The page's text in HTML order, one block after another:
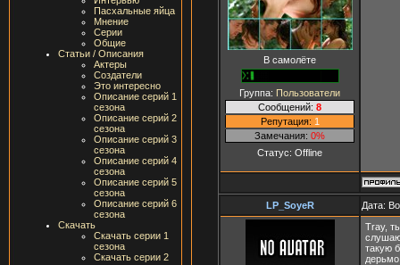
Пасхальные яйца
Мнение
Серии
Общие
Статьи / Описания
Актеры
Создатели
Это интересно
Описание серий 1
сезона
Описание серий 2
сезона
Описание серий 3
сезона
Описание серий 4
сезона
Описание серий 5
сезона
Описание серий 6
сезона
Скачать
Скачать серии 1
сезона
Скачать серии 2
В самолёте
Группа: Пользователи
Сообщений: 8
Репутация: 1
Замечания: 0%
Статус: Offline
LP_SoyeR Дата:
Tray,
такую